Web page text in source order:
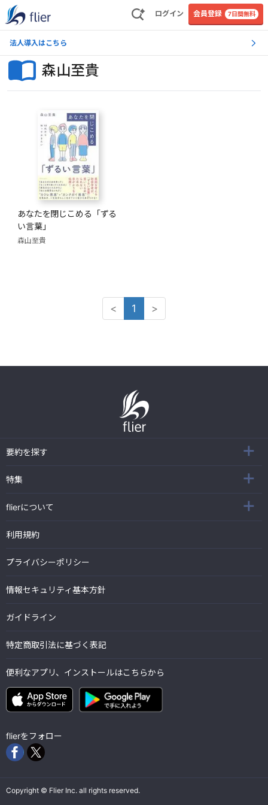
ログイン 会員登録 7日間無料
法人導入はこちら
森山至貴
あなたを閉じこめる「ずる
い言葉」
森山至貴
< 1 >
要約を探す
特集
flierについて
利用規約
プライバシーポリシー
情報セキュリティ基本方針
ガイドライン
特定商取引法に基づく表記
便利なアプリ、インストールはこちらから
flierをフォロー
Copyright © Flier Inc. all rights reserved.